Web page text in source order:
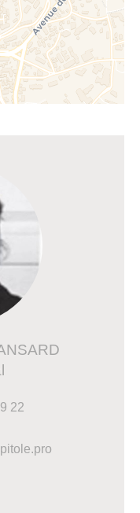
22